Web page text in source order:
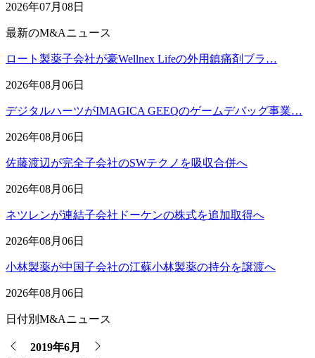
2026年07月08日
最新のM&Aニュース
ロート製薬子会社が豪Wellnex Lifeの外用鎮痛剤ブラ…
2026年08月06日
デジタルハーツがIMAGICA GEEQのゲームデバッグ事業…
2026年08月06日
佐藤渡辺が完全子会社のSWテクノを吸収合併へ
2026年08月06日
ネツレンが連結子会社ドーケンの株式を追加取得へ
2026年08月06日
小林製薬が中国子会社の江蘇小林製薬の持分を譲渡へ
2026年08月06日
日付別M&Aニュース
2019年6月